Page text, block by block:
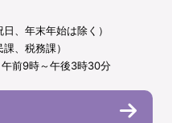
、年末年始は除く）
、税務課）
前9時～午後3時30分